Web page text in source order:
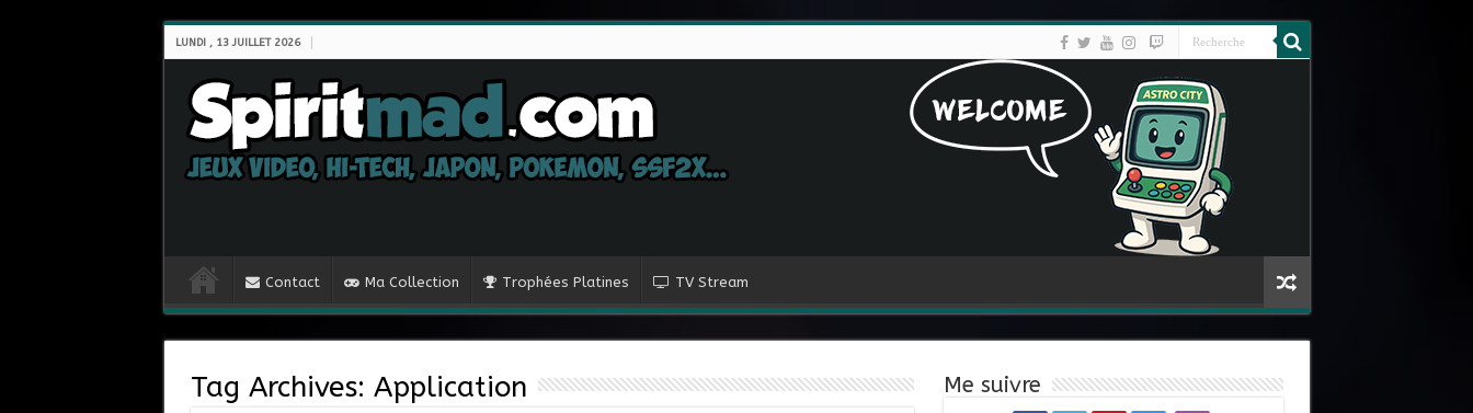
LUNDI , 13 JUILLET 2026
Contact Ma Collection Trophées Platines TV Stream
Tag Archives: Application Me suivre